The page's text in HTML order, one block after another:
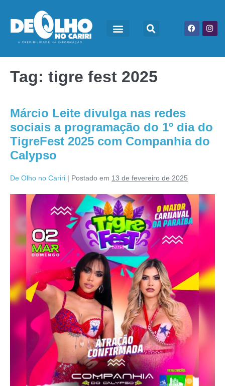
Tag: tigre fest 2025
Márcio Leite divulga nas redes
sociais a programação do 1º dia do
TigreFest 2025 com Companhia do
Calypso
De Olho no Cariri | Postado em 13 de fevereiro de 2025